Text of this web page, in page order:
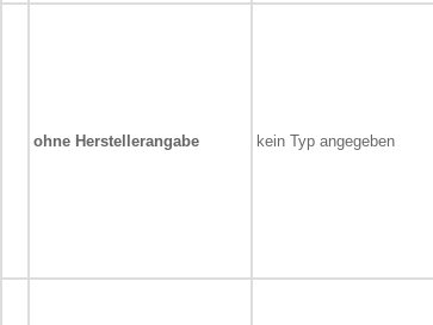
ohne Herstellerangabe kein Typ angegeben